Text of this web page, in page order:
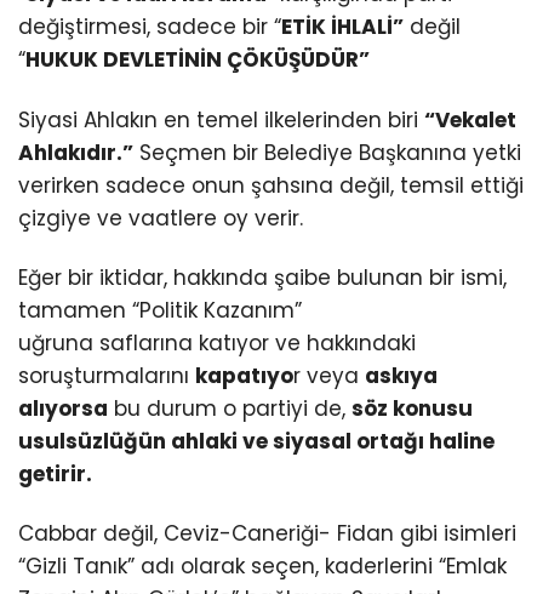
değiştirmesi, sadece bir “ETİK İHLALİ” değil
“HUKUK DEVLETİNİN ÇÖKÜŞÜDÜR”
Siyasi Ahlakın en temel ilkelerinden biri “Vekalet
Ahlakıdır.” Seçmen bir Belediye Başkanına yetki
verirken sadece onun şahsına değil, temsil ettiği
çizgiye ve vaatlere oy verir.
Eğer bir iktidar, hakkında şaibe bulunan bir ismi,
tamamen “Politik Kazanım”
uğruna saflarına katıyor ve hakkındaki
soruşturmalarını kapatıyor veya askıya
alıyorsa bu durum o partiyi de, söz konusu
usulsüzlüğün ahlaki ve siyasal ortağı haline
getirir.
Cabbar değil, Ceviz-Caneriği- Fidan gibi isimleri
“Gizli Tanık” adı olarak seçen, kaderlerini “Emlak